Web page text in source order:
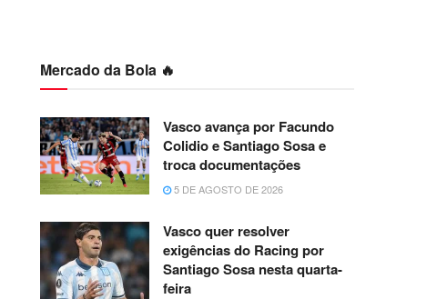
Mercado da Bola 🔥
Vasco avança por Facundo
Colidio e Santiago Sosa e
troca documentações
5 DE AGOSTO DE 2026
Vasco quer resolver
exigências do Racing por
Santiago Sosa nesta quarta-
feira